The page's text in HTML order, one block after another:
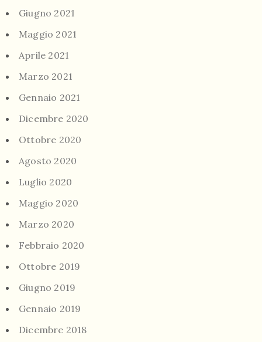
Giugno 2021
Maggio 2021
Aprile 2021
Marzo 2021
Gennaio 2021
Dicembre 2020
Ottobre 2020
Agosto 2020
Luglio 2020
Maggio 2020
Marzo 2020
Febbraio 2020
Ottobre 2019
Giugno 2019
Gennaio 2019
Dicembre 2018